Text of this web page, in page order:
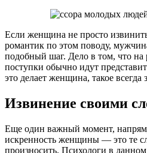
Если женщина не просто
романтик по этом поводу,
подобный шаг. Дело в том, что на
поступки обычно идут
это делает женщина, такое всегда
Извинение своими
Еще один важный момент,
искренность женщины — это те
произносить. Психологи в данном